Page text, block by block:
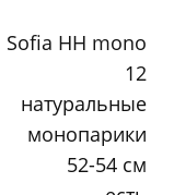
Sofia HH mono
12
натуральные
монопарики
52-54 см